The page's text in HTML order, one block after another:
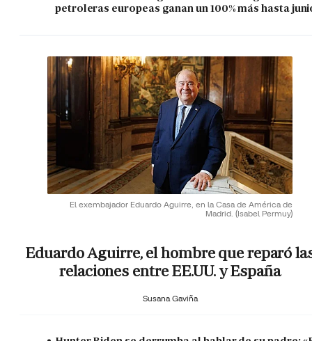
petroleras europeas ganan un 100% más hasta
El exembajador Eduardo Aguirre, en la Casa de América de
Madrid. (Isabel Permuy)
Eduardo Aguirre, el hombre que reparó
relaciones entre EE.UU. y España
Susana Gaviña